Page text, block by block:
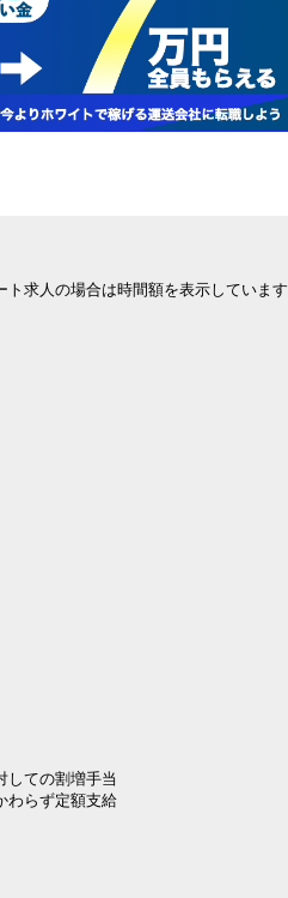
求人の場合は時間額を表示しています
しての割増手当
わらず定額支給